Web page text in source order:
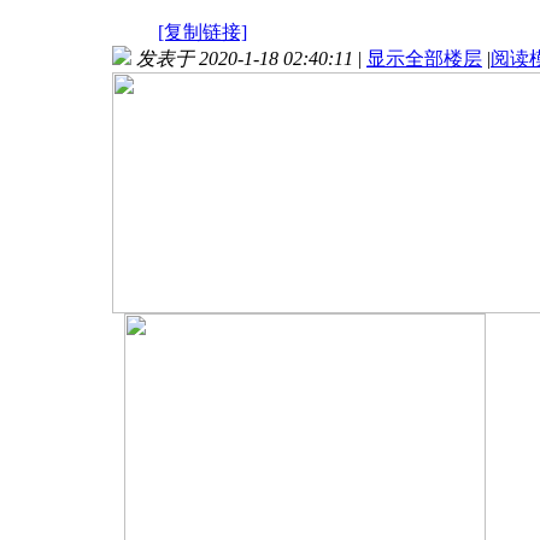
[复制链接]
发表于 2020-1-18 02:40:11 | 显示全部楼层 |阅读